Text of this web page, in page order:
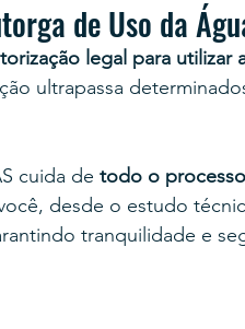
de Uso da
legal para utilizar
ultrapassa
cuida de todo o processo
desde o estudo
tranquilidade e